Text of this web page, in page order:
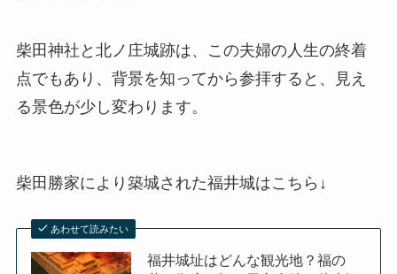
柴田神社と北ノ庄城跡は、この夫婦の人生の終着
点でもあり、背景を知ってから参拝すると、見え
る景色が少し変わります。
柴田勝家により築城された福井城はこちら↓
あわせて読みたい
福井城址はどんな観光地？福の